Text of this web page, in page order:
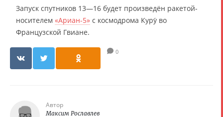
Запуск спутников 13—16 будет произведён ракетой-
носителем «Ариан-5» с космодрома Куру́ во
Французской Гвиане.
0
Автор
Максим Рославлев